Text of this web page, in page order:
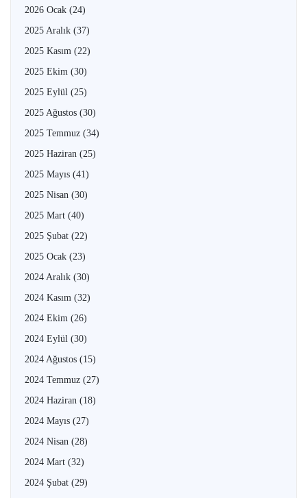
2026 Ocak (24)
2025 Aralık (37)
2025 Kasım (22)
2025 Ekim (30)
2025 Eylül (25)
2025 Ağustos (30)
2025 Temmuz (34)
2025 Haziran (25)
2025 Mayıs (41)
2025 Nisan (30)
2025 Mart (40)
2025 Şubat (22)
2025 Ocak (23)
2024 Aralık (30)
2024 Kasım (32)
2024 Ekim (26)
2024 Eylül (30)
2024 Ağustos (15)
2024 Temmuz (27)
2024 Haziran (18)
2024 Mayıs (27)
2024 Nisan (28)
2024 Mart (32)
2024 Şubat (29)